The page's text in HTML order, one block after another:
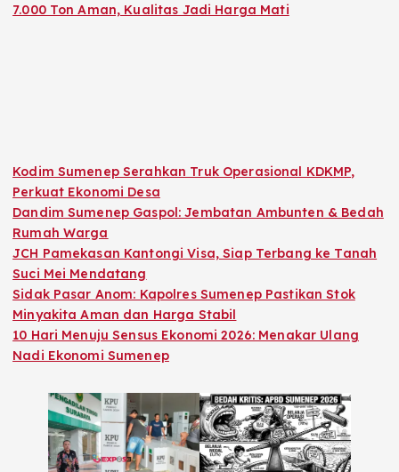
7.000 Ton Aman, Kualitas Jadi Harga Mati
Kodim Sumenep Serahkan Truk Operasional KDKMP,
Perkuat Ekonomi Desa
Dandim Sumenep Gaspol: Jembatan Ambunten & Bedah
Rumah Warga
JCH Pamekasan Kantongi Visa, Siap Terbang ke Tanah
Suci Mei Mendatang
Sidak Pasar Anom: Kapolres Sumenep Pastikan Stok
Minyakita Aman dan Harga Stabil
10 Hari Menuju Sensus Ekonomi 2026: Menakar Ulang
Nadi Ekonomi Sumenep